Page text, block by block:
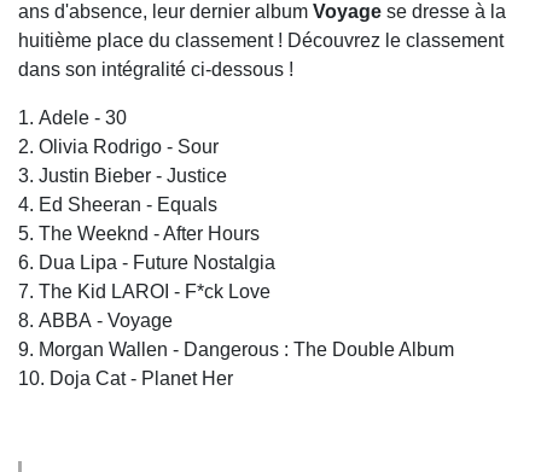
ans d'absence, leur dernier album Voyage se dresse à la
huitième place du classement ! Découvrez le classement
dans son intégralité ci-dessous !
1. Adele - 30
2. Olivia Rodrigo - Sour
3. Justin Bieber - Justice
4. Ed Sheeran - Equals
5. The Weeknd - After Hours
6. Dua Lipa - Future Nostalgia
7. The Kid LAROI - F*ck Love
8. ABBA - Voyage
9. Morgan Wallen - Dangerous : The Double Album
10. Doja Cat - Planet Her